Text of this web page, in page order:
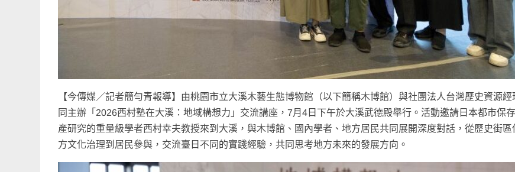
【今傳媒／記者簡勻青報導】由桃園市立大溪木藝生態博物館（以下簡稱木博館）與社團法人台灣歷史資源經
同主辦「2026西村塾在大溪：地域構想力」交流講座，7月4日下午於大溪武德殿舉行。活動邀請日本都市保
產研究的重量級學者西村幸夫教授來到大溪，與木博館、國內學者、地方居民共同展開深度對話，從歷史街區
方文化治理到居民參與，交流臺日不同的實踐經驗，共同思考地方未來的發展方向。